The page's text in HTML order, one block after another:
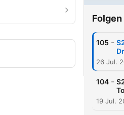
Folgen
105 -
26 Jul.
104 -
19 Jul.